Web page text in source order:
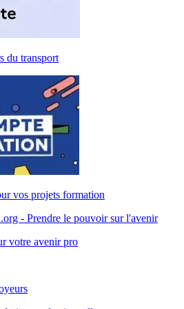
du transport
vos projets formation
votre avenir pro